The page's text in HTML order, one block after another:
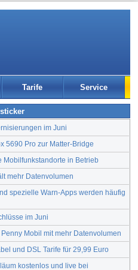
Tarife Service
im Juni
5690 Pro zur Matter-Bridge
Mobilfunkstandorte in Betrieb
mehr Datenvolumen
spezielle Warn-Apps werden häufig
im Juni
Mobil mit mehr Datenvolumen
und DSL Tarife für 29,99 Euro
kostenlos und live bei